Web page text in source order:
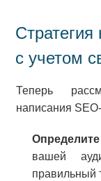
Стратегия
с учетом
Теперь
написания
вашей
правильный